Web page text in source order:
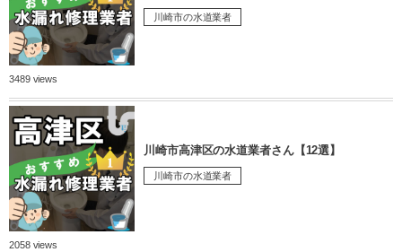
川崎市の水道業者
3489 views
川崎市高津区の水道業者さん【12選】
川崎市の水道業者
2058 views